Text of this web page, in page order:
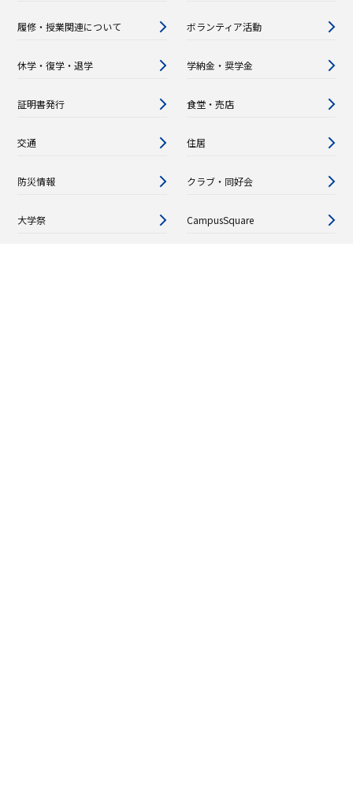
履修・授業関連について ボランティア活動
休学・復学・退学 学納金・奨学金
証明書発行 食堂・売店
交通 住居
防災情報 クラブ・同好会
大学祭 CampusSquare